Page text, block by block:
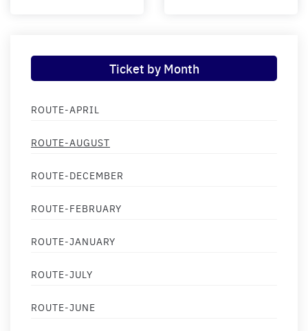
Ticket by Month
ROUTE-APRIL
ROUTE-AUGUST
ROUTE-DECEMBER
ROUTE-FEBRUARY
ROUTE-JANUARY
ROUTE-JULY
ROUTE-JUNE